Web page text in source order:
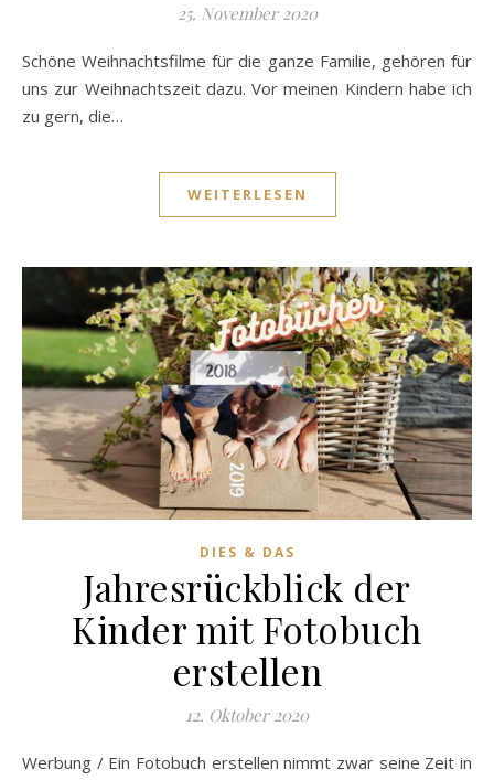
25. November 2020
Schöne Weihnachtsfilme für die ganze Familie, gehören für
uns zur Weihnachtszeit dazu. Vor meinen Kindern habe ich
zu gern, die…
WEITERLESEN
DIES & DAS
Jahresrückblick der
Kinder mit Fotobuch
erstellen
12. Oktober 2020
Werbung / Ein Fotobuch erstellen nimmt zwar seine Zeit in